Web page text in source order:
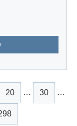
20 … 30 …